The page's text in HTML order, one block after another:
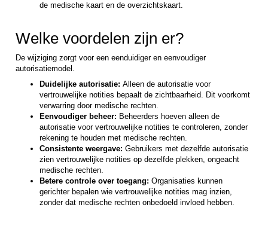
de medische kaart en de overzichtskaart.
Welke voordelen zijn er?
De wijziging zorgt voor een eenduidiger en eenvoudiger
autorisatiemodel.
Duidelijke autorisatie: Alleen de autorisatie voor
vertrouwelijke notities bepaalt de zichtbaarheid. Dit voorkomt
verwarring door medische rechten.
Eenvoudiger beheer: Beheerders hoeven alleen de
autorisatie voor vertrouwelijke notities te controleren, zonder
rekening te houden met medische rechten.
Consistente weergave: Gebruikers met dezelfde autorisatie
zien vertrouwelijke notities op dezelfde plekken, ongeacht
medische rechten.
Betere controle over toegang: Organisaties kunnen
gerichter bepalen wie vertrouwelijke notities mag inzien,
zonder dat medische rechten onbedoeld invloed hebben.